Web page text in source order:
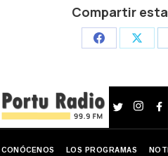
Compartir
Share
Facebook
Share
X
CONÓCENOS LOS PROGRAMAS